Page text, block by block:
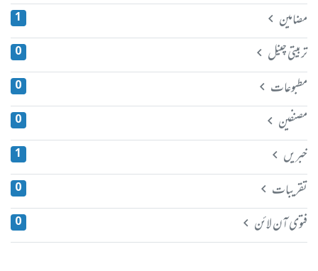
مضامین 1
تربیتی چینل 0
مطبوعات 0
مصنفین 0
خبریں 1
تقریبات 0
فتوی آن لائن 0